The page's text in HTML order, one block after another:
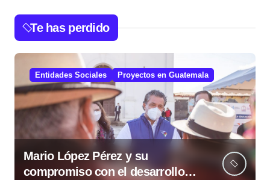
Te has perdido
Entidades Sociales Proyectos en Guatemala
Mario López Pérez y su
compromiso con el desarrollo